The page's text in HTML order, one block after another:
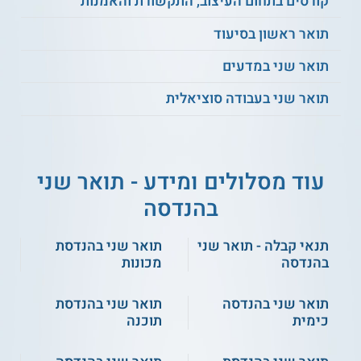
במשקל של 3 נקודות זכות.
קראו גם על
נושאי הלימוד
עיבוד אותות מרחבי
שיטות אופטימיזציה
אופטיקה סטטיסטית
אלגברה לינארית חישובית
מתמטיקה פיזיקלית מתקדמת
יסודות האנליזה להנדסת חשמל
שיטות ספקטראליות בתורת הגלים
רכיבי מיקרוגלים אקטיביים ופסיביים
תואר ראשון בסיעוד
תואר שני במדעים
תואר שני בעבודה סוציאלית
עוד מסלולים ומידע - תואר שני
בהנדסה
תנאי קבלה - תואר שני
בהנדסה
תואר שני בהנדסת
מכונות
תואר שני בהנדסה
כימית
תואר שני בהנדסת
תוכנה